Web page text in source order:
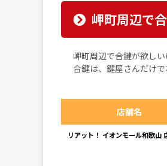
岬町周辺で
岬町周辺で合鍵が欲し
合鍵は、鍵屋さんだけ
店舗名
リアット！ イオンモール和歌山